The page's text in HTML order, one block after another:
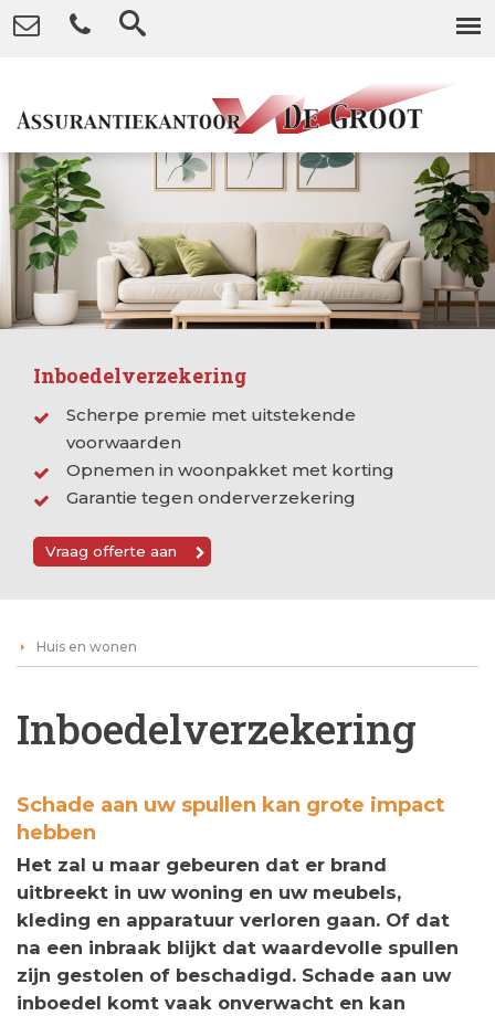
Inboedelverzekering
Scherpe premie met uitstekende
voorwaarden
Opnemen in woonpakket met korting
Garantie tegen onderverzekering
Vraag offerte aan
Huis en wonen
Inboedelverzekering
Schade aan uw spullen kan grote impact
hebben
Het zal u maar gebeuren dat er brand
uitbreekt in uw woning en uw meubels,
kleding en apparatuur verloren gaan. Of dat
na een inbraak blijkt dat waardevolle spullen
zijn gestolen of beschadigd. Schade aan uw
inboedel komt vaak onverwacht en kan